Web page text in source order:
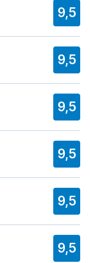
9,5
9,5
9,5
9,5
9,5
9,5